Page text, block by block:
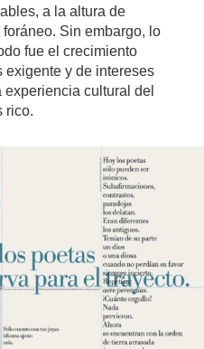
a la altura de
Sin embargo, lo
fue el crecimiento
exigente y de intereses
cultural del
rico.